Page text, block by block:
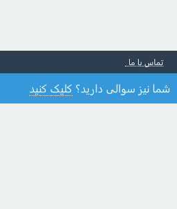
تماس با ما
شما نیز سوالی دارید؟ کلیک کنید